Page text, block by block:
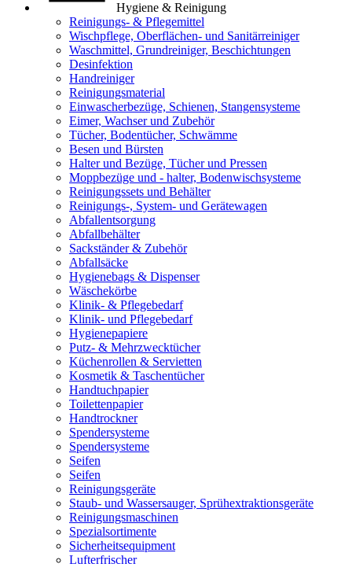
Hygiene & Reinigung
Reinigungs- & Pflegemittel
Wischpflege, Oberflächen- und Sanitärreiniger
Waschmittel, Grundreiniger, Beschichtungen
Desinfektion
Handreiniger
Reinigungsmaterial
Einwascherbezüge, Schienen, Stangensysteme
Eimer, Wachser und Zubehör
Tücher, Bodentücher, Schwämme
Besen und Bürsten
Halter und Bezüge, Tücher und Pressen
Moppbezüge und - halter, Bodenwischsysteme
Reinigungssets und Behälter
Reinigungs-, System- und Gerätewagen
Abfallentsorgung
Abfallbehälter
Sackständer & Zubehör
Abfallsäcke
Hygienebags & Dispenser
Wäschekörbe
Klinik- & Pflegebedarf
Klinik- und Pflegebedarf
Hygienepapiere
Putz- & Mehrzwecktücher
Küchenrollen & Servietten
Kosmetik & Taschentücher
Handtuchpapier
Toilettenpapier
Handtrockner
Spendersysteme
Spendersysteme
Seifen
Seifen
Reinigungsgeräte
Staub- und Wassersauger, Sprühextraktionsgeräte
Reinigungsmaschinen
Spezialsortimente
Sicherheitsequipment
Lufterfrischer